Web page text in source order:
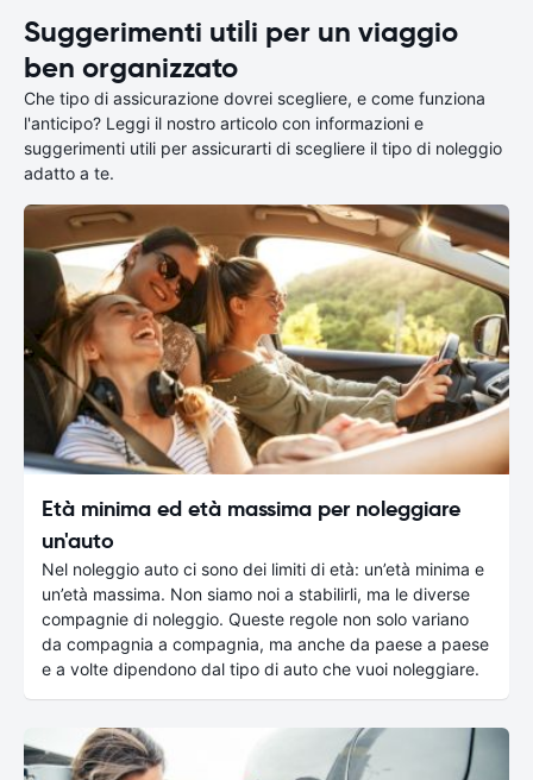
Suggerimenti utili per un viaggio
ben organizzato
Che tipo di assicurazione dovrei scegliere, e come funziona
l'anticipo? Leggi il nostro articolo con informazioni e
suggerimenti utili per assicurarti di scegliere il tipo di noleggio
adatto a te.
Età minima ed età massima per noleggiare
un'auto
Nel noleggio auto ci sono dei limiti di età: un’età minima e
un’età massima. Non siamo noi a stabilirli, ma le diverse
compagnie di noleggio. Queste regole non solo variano
da compagnia a compagnia, ma anche da paese a paese
e a volte dipendono dal tipo di auto che vuoi noleggiare.